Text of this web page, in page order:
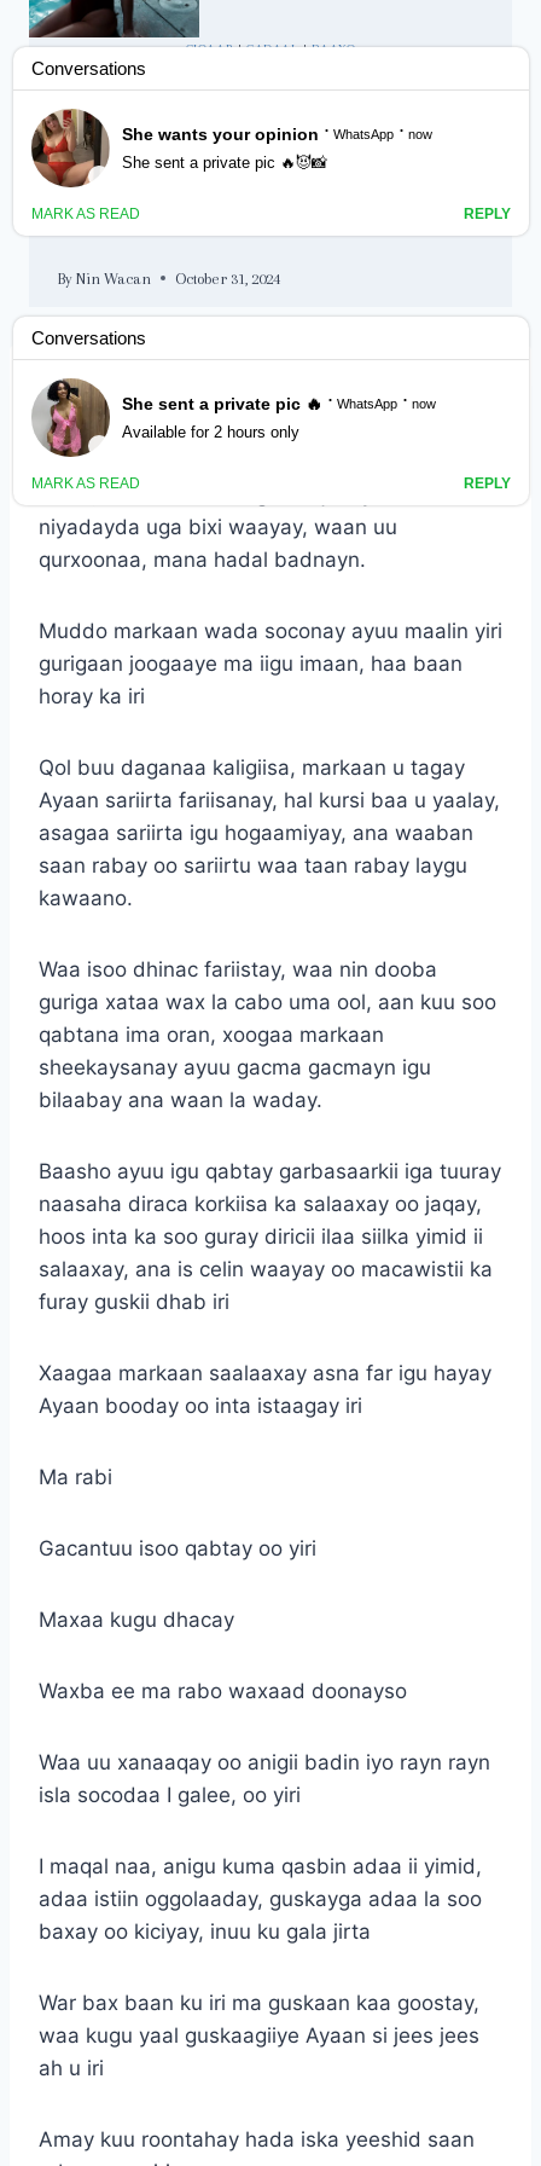
CIQAAB|GADAAL|RAAXO
Anaa rabay inuu
By Nin Wacan October 31, 2024
Markii aan is baranyaba waxaan ka dareemay
inuu nin kulul yahay oo indho laga baqana
lahaa, waana waxa xagiisa ii jiiday ee
niyadayda uga bixi waayay, waan uu
qurxoonaa, mana hadal badnayn.
Muddo markaan wada soconay ayuu maalin yiri
gurigaan joogaaye ma iigu imaan, haa baan
horay ka iri
Qol buu daganaa kaligiisa, markaan u tagay
Ayaan sariirta fariisanay, hal kursi baa u yaalay,
asagaa sariirta igu hogaamiyay, ana waaban
saan rabay oo sariirtu waa taan rabay laygu
kawaano.
Waa isoo dhinac fariistay, waa nin dooba
guriga xataa wax la cabo uma ool, aan kuu soo
qabtana ima oran, xoogaa markaan
sheekaysanay ayuu gacma gacmayn igu
bilaabay ana waan la waday.
Baasho ayuu igu qabtay garbasaarkii iga tuuray
naasaha diraca korkiisa ka salaaxay oo jaqay,
hoos inta ka soo guray diricii ilaa siilka yimid ii
salaaxay, ana is celin waayay oo macawistii ka
furay guskii dhab iri
Xaagaa markaan saalaaxay asna far igu hayay
Ayaan booday oo inta istaagay iri
Ma rabi
Gacantuu isoo qabtay oo yiri
Maxaa kugu dhacay
Waxba ee ma rabo waxaad doonayso
Waa uu xanaaqay oo anigii badin iyo rayn rayn
isla socodaa I galee, oo yiri
I maqal naa, anigu kuma qasbin adaa ii yimid,
adaa istiin oggolaaday, guskayga adaa la soo
baxay oo kiciyay, inuu ku gala jirta
War bax baan ku iri ma guskaan kaa goostay,
waa kugu yaal guskaagiiye Ayaan si jees jees
ah u iri
Amay kuu roontahay hada iska yeeshid saan